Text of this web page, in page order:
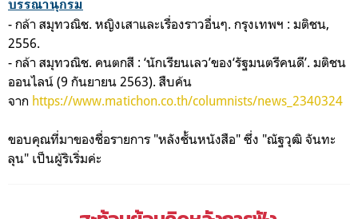
บรรณานุกรม
- กล้า สมุทวณิช. หญิงเสาและเรื่องราวอื่นๆ. กรุงเทพฯ : มติชน,
2556.
- กล้า สมุทวณิช. คนตกสี : ‘นักเรียนเลว’ของ‘รัฐมนตรีคนดี’. มติชน
ออนไลน์ (9 กันยายน 2563). สืบค้น
จาก https://www.matichon.co.th/columnists/news_2340324
ขอบคุณที่มาของชื่อรายการ "หลังชั้นหนังสือ" ซึ่ง "ณัฐวุฒิ จันทะ
ลุน" เป็นผู้ริเริ่มค่ะ